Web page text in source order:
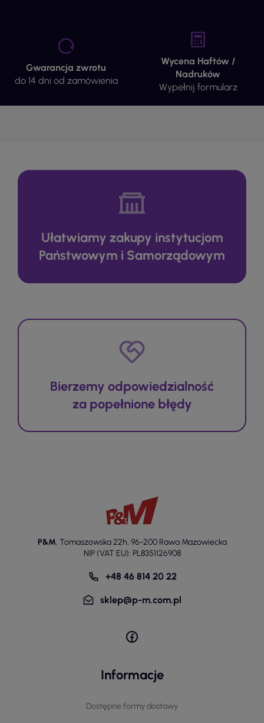
Gwarancja zwrotu
do 14 dni od zamówienia
Wycena Haftów /
Nadruków
Wypełnij formularz
Ułatwiamy zakupy instytucjom
Państwowym i Samorządowym
Bierzemy odpowiedzialność
za popełnione błędy
P&M, Tomaszowska 22h, 96-200 Rawa Mazowiecka
NIP (VAT EU): PL8351126908
+48 46 814 20 22
sklep@p-m.com.pl
Informacje
Dostępne formy dostawy